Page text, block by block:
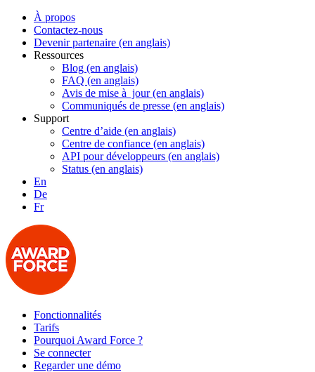
À propos
Contactez-nous
Devenir partenaire (en anglais)
Ressources
Blog (en anglais)
FAQ (en anglais)
Avis de mise à jour (en anglais)
Communiqués de presse (en anglais)
Support
Centre d’aide (en anglais)
Centre de confiance (en anglais)
API pour développeurs (en anglais)
Status (en anglais)
En
De
Fr
Fonctionnalités
Tarifs
Pourquoi Award Force ?
Se connecter
Regarder une démo